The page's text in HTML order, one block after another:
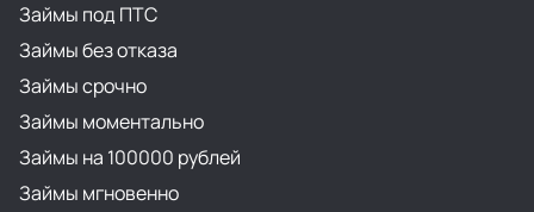
Займы под ПТС
Займы без отказа
Займы срочно
Займы моментально
Займы на 100000 рублей
Займы мгновенно